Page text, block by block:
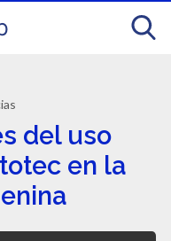
del uso
en la